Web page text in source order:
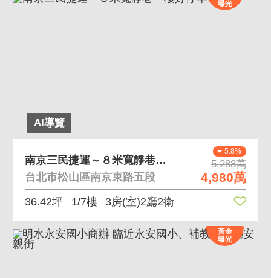
AI導覽
曝光
5.8%
5,288萬
4,980萬
南京三民捷運～８米寬靜巷一樓好停車
台北市松山區南京東路五段
36.42坪 1/7樓 3房(室)2廳2衛
黃金
曝光